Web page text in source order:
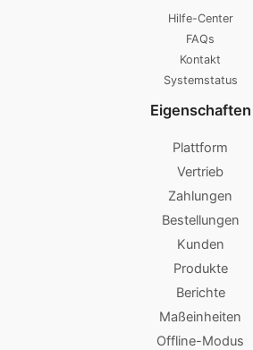
Hilfe-Center
FAQs
Kontakt
Systemstatus
Eigenschaften
Plattform
Vertrieb
Zahlungen
Bestellungen
Kunden
Produkte
Berichte
Maßeinheiten
Offline-Modus